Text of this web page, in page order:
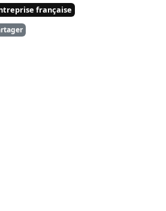
française